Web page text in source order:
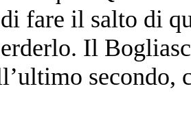
fare il salto di
Il
secondo,